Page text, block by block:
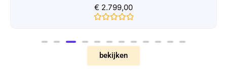
Gewaardeerd
bekijken